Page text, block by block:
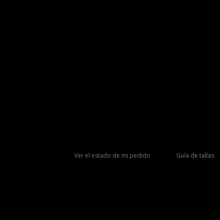
Ver el estado de mi pedido Guía de tallas